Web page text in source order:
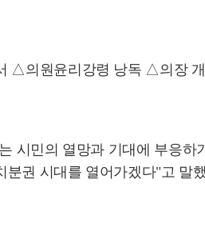
△의원윤리강령 낭독 △의장
시민의 열망과 기대에 부응
분권 시대를 열어가겠다"고 말